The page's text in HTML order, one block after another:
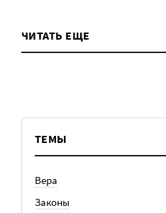
ЧИТАТЬ ЕЩЕ
ТЕМЫ
Вера
Законы